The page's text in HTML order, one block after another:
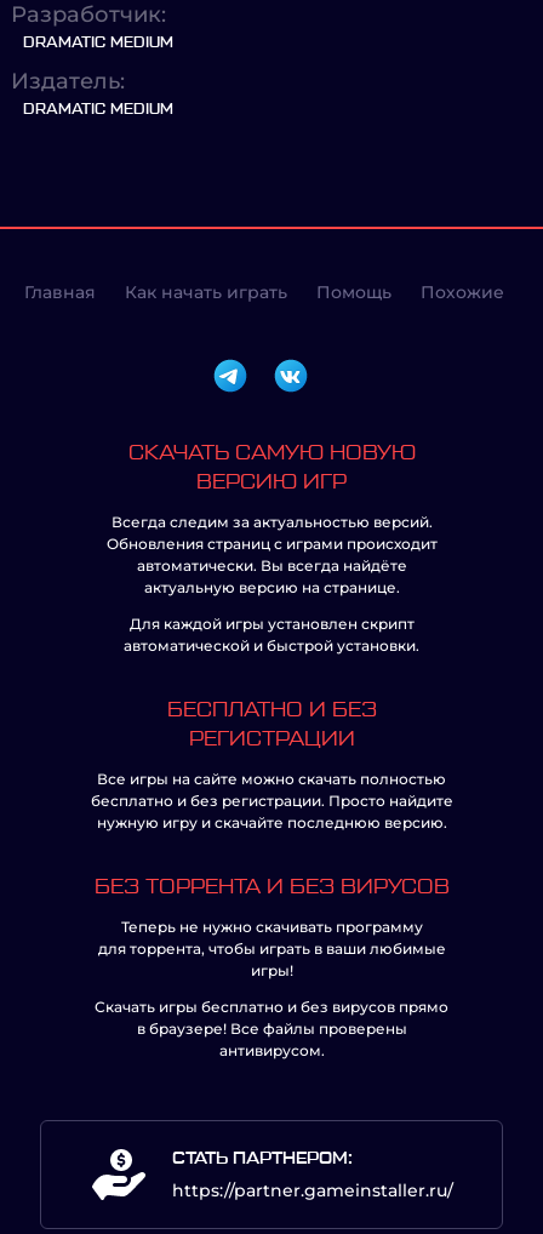
Разработчик:
DRAMATIC MEDIUM
Издатель:
DRAMATIC MEDIUM
Главная Как начать играть Помощь Похожие
СКАЧАТЬ САМУЮ НОВУЮ
ВЕРСИЮ ИГР
Всегда следим за актуальностью версий.
Обновления страниц с играми происходит
автоматически. Вы всегда найдёте
актуальную версию на странице.
Для каждой игры установлен скрипт
автоматической и быстрой установки.
БЕСПЛАТНО И БЕЗ
РЕГИСТРАЦИИ
Все игры на сайте можно скачать полностью
бесплатно и без регистрации. Просто найдите
нужную игру и скачайте последнюю версию.
БЕЗ ТОРРЕНТА И БЕЗ ВИРУСОВ
Теперь не нужно скачивать программу
для торрента, чтобы играть в ваши любимые
игры!
Скачать игры бесплатно и без вирусов прямо
в браузере! Все файлы проверены
антивирусом.
СТАТЬ ПАРТНЕРОМ:
https://partner.gameinstaller.ru/